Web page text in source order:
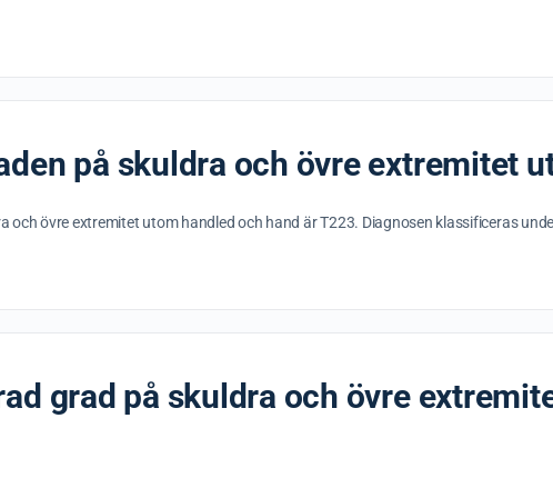
på skuldra och övre extremitet
och övre extremitet utom handled och hand är T223. Diagnosen klassificeras
grad på skuldra och övre